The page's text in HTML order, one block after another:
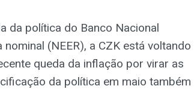
da política do Banco Nacional
(NEER), a CZK está voltando
queda da inflação por virar as
da política em maio também